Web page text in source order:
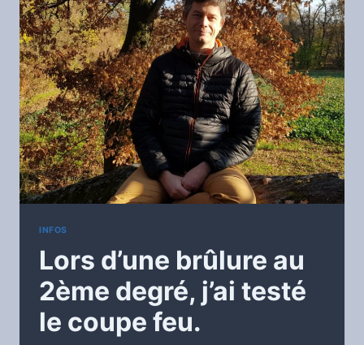
INFOS
Lors d’une brûlure au
2ème degré, j’ai testé
le coupe feu.